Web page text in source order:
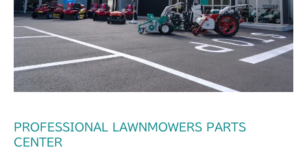
本体 FIG18 AWD駆動
CMX2502
本体 FIG20 AWD駆動
CMX2504
本体 FIG19 AWD駆動
CMX2506RC
PROFESSIONAL LAWNMOWERS PARTS
CENTER